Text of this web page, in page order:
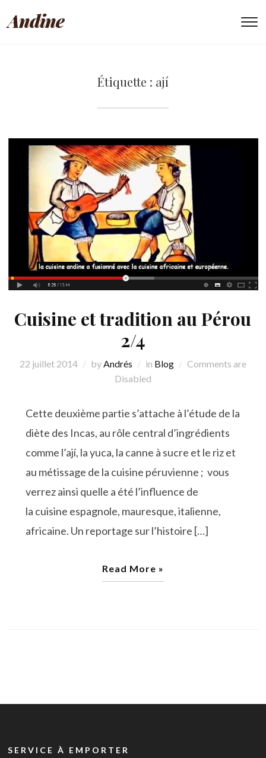
Andine
Étiquette : ají
Cuisine et tradition au Pérou
2/4
22 juillet 2014 by Andrés in Blog
Comments are
Disabled
Cette deuxième partie s’attache à l’étude de la
diète des Incas, au rôle central d’ingrédients
comme l’ají, la yuca, la canne à sucre et le riz et
au métissage de la cuisine péruvienne ; vous
verrez ainsi quelle a été l’influence de
la cuisine espagnole, mauresque, italienne,
africaine. Un reportage sur l’histoire […]
Read More »
SERVICE À EMPORTER